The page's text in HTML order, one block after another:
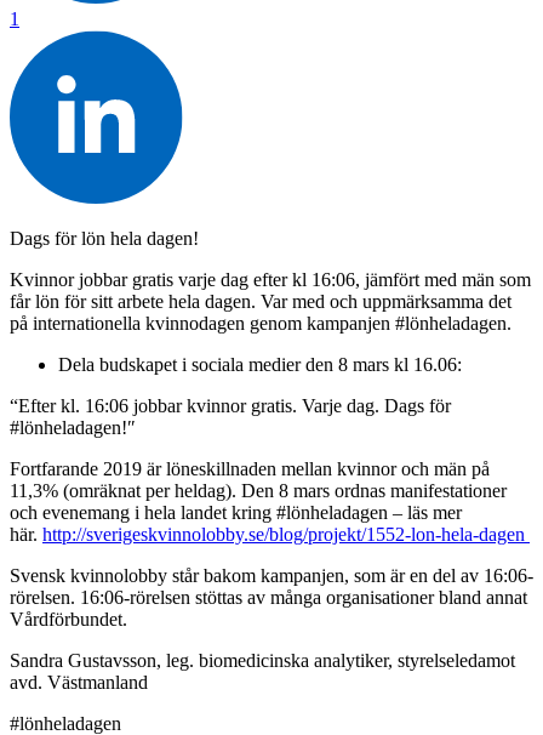
1
Dags för lön hela dagen!
Kvinnor jobbar gratis varje dag efter kl 16:06, jämfört med män som
får lön för sitt arbete hela dagen. Var med och uppmärksamma det
på internationella kvinnodagen genom kampanjen #lönheladagen.
Dela budskapet i sociala medier den 8 mars kl 16.06:
“Efter kl. 16:06 jobbar kvinnor gratis. Varje dag. Dags för
#lönheladagen!″
Fortfarande 2019 är löneskillnaden mellan kvinnor och män på
11,3% (omräknat per heldag). Den 8 mars ordnas manifestationer
och evenemang i hela landet kring #lönheladagen – läs mer
här. http://sverigeskvinnolobby.se/blog/projekt/1552-lon-hela-dagen
Svensk kvinnolobby står bakom kampanjen, som är en del av 16:06-
rörelsen. 16:06-rörelsen stöttas av många organisationer bland annat
Vårdförbundet.
Sandra Gustavsson, leg. biomedicinska analytiker, styrelseledamot
avd. Västmanland
#lönheladagen